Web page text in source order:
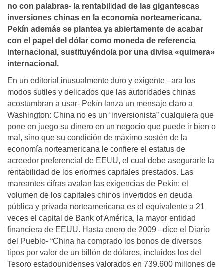
no con palabras- la rentabilidad de las gigantescas
inversiones chinas en la economí­a norteamericana.
Pekí­n además se plantea ya abiertamente de acabar
con el papel del dólar como moneda de referencia
internacional, sustituyéndola por una divisa «quimera»
internacional.
En un editorial inusualmente duro y exigente –ara los
modos sutiles y delicados que las autoridades chinas
acostumbran a usar- Pekín lanza un mensaje claro a
Washington: China no es un “inversionista” cualquiera que
pone en juego su dinero en un negocio que puede ir bien o
mal, sino que su condición de máximo sostén de la
economía norteamericana le confiere el estatus de
acreedor preferencial de EEUU, el cual debe asegurarle la
rentabilidad de los enormes capitales prestados. Las
mareantes cifras avalan las exigencias de Pekín: el
volumen de los capitales chinos invertidos en deuda
pública y privada norteamericana es el equivalente a 21
veces el capital de Bank of América, la mayor entidad
financiera de EEUU. Hasta enero de 2009 –dice el Diario
del Pueblo- “China ha comprado los bonos de diversos
tipos por valor de un billón de dólares, incluidos los del
Tesoro estadounidenses valorados en 739.600 millones de